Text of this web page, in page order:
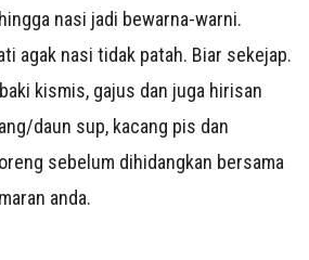
nasi jadi bewarna-warni.
agak nasi tidak patah. Biar sekejap.
kismis, gajus dan juga hirisan
daun sup, kacang pis dan
sebelum dihidangkan bersama
anda.